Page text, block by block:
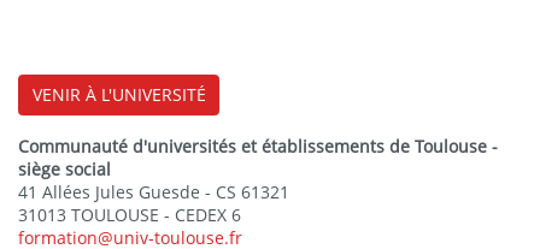
VENIR À L'UNIVERSITÉ
Communauté d'universités et établissements de Toulouse -
siège social
41 Allées Jules Guesde - CS 61321
31013 TOULOUSE - CEDEX 6
formation@univ-toulouse.fr